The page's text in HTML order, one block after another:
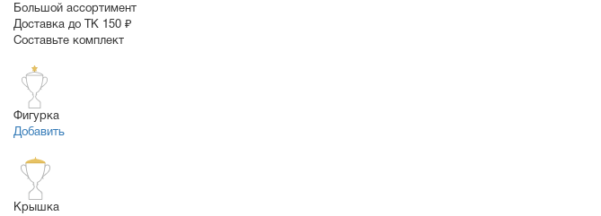
Большой ассортимент
Доставка до ТК 150 ₽
Составьте комплект
Фигурка
Добавить
Крышка